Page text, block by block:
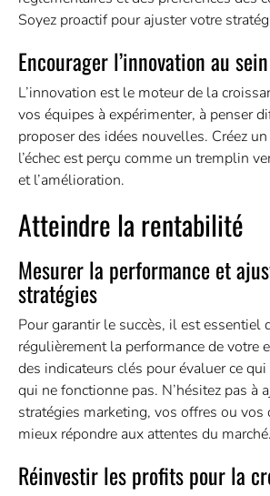
Soyez proactif pour ajuster votre
Encourager l’innovation au
L’innovation est le moteur de la
vos équipes à expérimenter, à penser
proposer des idées nouvelles. Créez
l’échec est perçu comme un tremplin
et l’amélioration.
Atteindre la rentabilité
Mesurer la performance et
stratégies
Pour garantir le succès, il est essentiel
régulièrement la performance de votre
des indicateurs clés pour évaluer ce
qui ne fonctionne pas. N’hésitez pas à
stratégies marketing, vos offres ou vos
mieux répondre aux attentes du marché.
Réinvestir les profits pour la